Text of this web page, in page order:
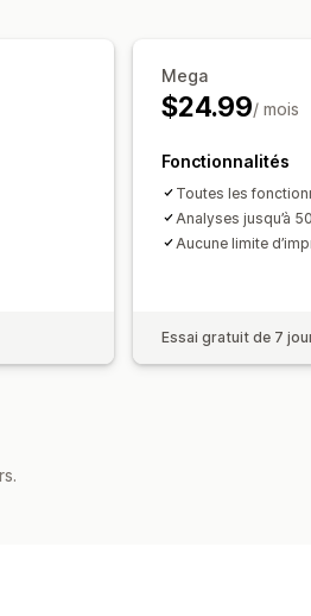
Rapports de trafic
Mega
$24.99/ mois
Fonctionnalités
Toutes les
Analyses jusqu’à
Aucune limite
Essai gratuit de 7